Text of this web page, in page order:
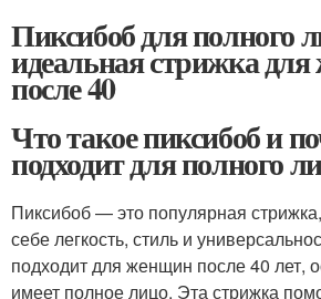
Пиксибоб для полного
идеальная стрижка
после 40
Что такое пиксибоб и
подходит для полного
Пиксибоб — это популярная
себе легкость, стиль и
подходит для женщин после 40 лет,
имеет полное лицо. Эта стрижка